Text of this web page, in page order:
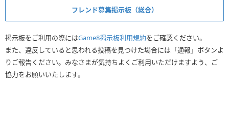
フレンド募集掲示板（総合）
掲示板をご利用の際にはGame8掲示板利用規約をご確認ください。
また、違反していると思われる投稿を見つけた場合には「通報」ボタンよ
りご報告ください。みなさまが気持ちよくご利用いただけますよう、ご
協力をお願いいたします。